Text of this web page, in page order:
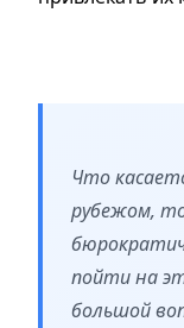
Что
рубежом,
пойти на
большой